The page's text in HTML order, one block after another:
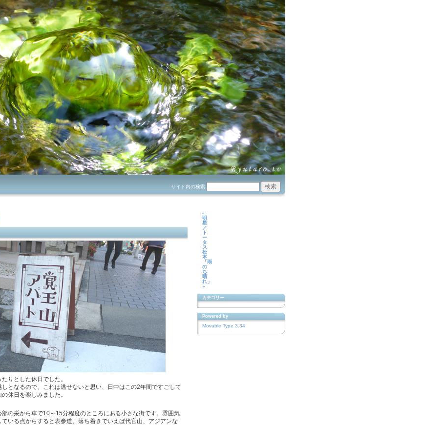
サイト内の検索
りとした休日でした。
となるので、これは逃せないと思い、日中はこの2年間ですごして
休日を楽しみました。
の栄から車で10～15分程度のところにある小さな街です。雰囲気
いる点からすると表参道、落ち着きでいえば代官山、アジアンな
«
明
星
／
ト
ー
タ
ス
松
本
「雨
の
ち
晴
れ」
»
カテゴリー
Powered by
Movable Type 3.34